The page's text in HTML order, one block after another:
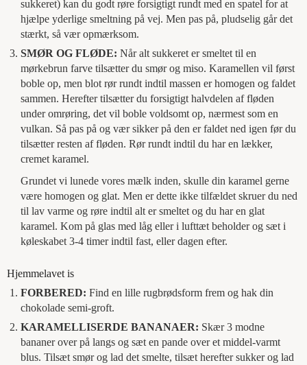
sukkeret) kan du godt røre forsigtigt rundt med en spatel for at
hjælpe yderlige smeltning på vej. Men pas på, pludselig går det
stærkt, så vær opmærksom.
SMØR OG FLØDE: Når alt sukkeret er smeltet til en
mørkebrun farve tilsætter du smør og miso. Karamellen vil først
boble op, men blot rør rundt indtil massen er homogen og faldet
sammen. Herefter tilsætter du forsigtigt halvdelen af fløden
under omrøring, det vil boble voldsomt op, nærmest som en
vulkan. Så pas på og vær sikker på den er faldet ned igen før du
tilsætter resten af fløden. Rør rundt indtil du har en lækker,
cremet karamel.
Grundet vi lunede vores mælk inden, skulle din karamel gerne
være homogen og glat. Men er dette ikke tilfældet skruer du ned
til lav varme og røre indtil alt er smeltet og du har en glat
karamel. Kom på glas med låg eller i lufttæt beholder og sæt i
køleskabet 3-4 timer indtil fast, eller dagen efter.
Hjemmelavet is
FORBERED: Find en lille rugbrødsform frem og hak din
chokolade semi-groft.
KARAMELLISERDE BANANAER: Skær 3 modne
bananer over på langs og sæt en pande over et middel-varmt
blus. Tilsæt smør og lad det smelte, tilsæt herefter sukker og lad